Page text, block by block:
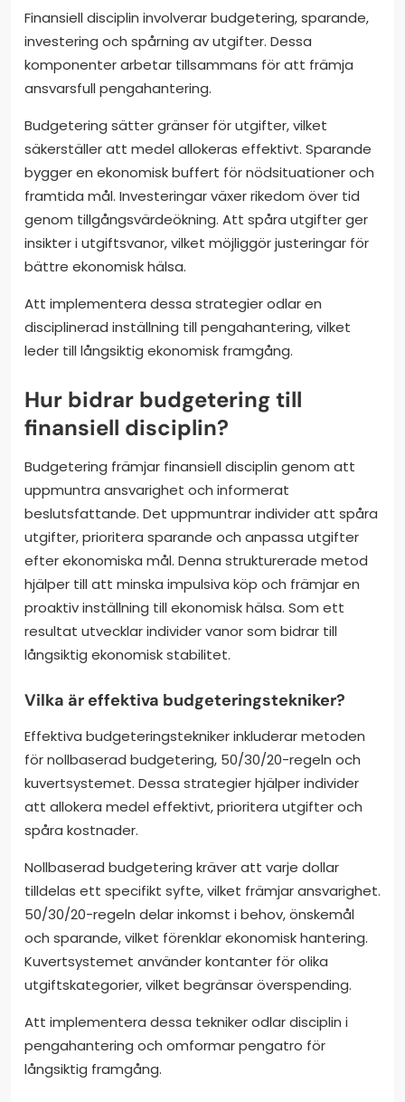
Finansiell disciplin involverar budgetering, sparande,
investering och spårning av utgifter. Dessa
komponenter arbetar tillsammans för att främja
ansvarsfull pengahantering.
Budgetering sätter gränser för utgifter, vilket
säkerställer att medel allokeras effektivt. Sparande
bygger en ekonomisk buffert för nödsituationer och
framtida mål. Investeringar växer rikedom över tid
genom tillgångsvärdeökning. Att spåra utgifter ger
insikter i utgiftsvanor, vilket möjliggör justeringar för
bättre ekonomisk hälsa.
Att implementera dessa strategier odlar en
disciplinerad inställning till pengahantering, vilket
leder till långsiktig ekonomisk framgång.
Hur bidrar budgetering till
finansiell disciplin?
Budgetering främjar finansiell disciplin genom att
uppmuntra ansvarighet och informerat
beslutsfattande. Det uppmuntrar individer att spåra
utgifter, prioritera sparande och anpassa utgifter
efter ekonomiska mål. Denna strukturerade metod
hjälper till att minska impulsiva köp och främjar en
proaktiv inställning till ekonomisk hälsa. Som ett
resultat utvecklar individer vanor som bidrar till
långsiktig ekonomisk stabilitet.
Vilka är effektiva budgeteringstekniker?
Effektiva budgeteringstekniker inkluderar metoden
för nollbaserad budgetering, 50/30/20-regeln och
kuvertsystemet. Dessa strategier hjälper individer
att allokera medel effektivt, prioritera utgifter och
spåra kostnader.
Nollbaserad budgetering kräver att varje dollar
tilldelas ett specifikt syfte, vilket främjar ansvarighet.
50/30/20-regeln delar inkomst i behov, önskemål
och sparande, vilket förenklar ekonomisk hantering.
Kuvertsystemet använder kontanter för olika
utgiftskategorier, vilket begränsar överspending.
Att implementera dessa tekniker odlar disciplin i
pengahantering och omformar pengatro för
långsiktig framgång.